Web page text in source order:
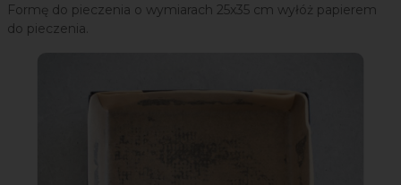
Formę do pieczenia o wymiarach 25x35 cm wyłóż papierem
do pieczenia.